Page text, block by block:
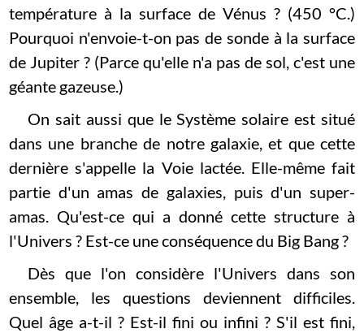
température à la surface de Vénus ? (450 °C.)
Pourquoi n'envoie-t-on pas de sonde à la surface
de Jupiter ? (Parce qu'elle n'a pas de sol, c'est une
géante gazeuse.)
On sait aussi que le Système solaire est situé
dans une branche de notre galaxie, et que cette
dernière s'appelle la Voie lactée. Elle-même fait
partie d'un amas de galaxies, puis d'un super-
amas. Qu'est-ce qui a donné cette structure à
l'Univers ? Est-ce une conséquence du Big Bang ?
Dès que l'on considère l'Univers dans son
ensemble, les questions deviennent difficiles.
Quel âge a-t-il ? Est-il fini ou infini ? S'il est fini,